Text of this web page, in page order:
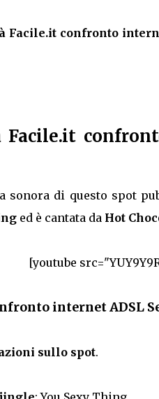
Facile.it confronto
Facile.it
sonora di questo spot
ed è cantata da Hot
[youtube
internet ADSL
sullo spot.